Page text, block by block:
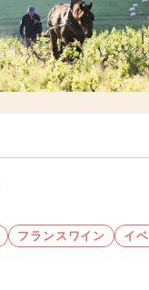
フランスワイン イ